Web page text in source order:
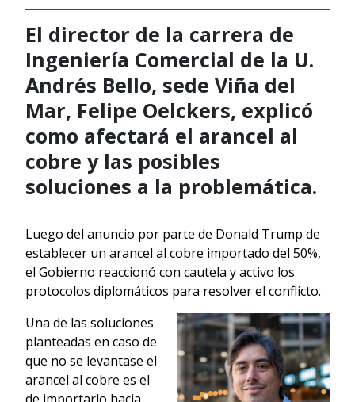
El director de la carrera de
Ingeniería Comercial de la U.
Andrés Bello, sede Viña del
Mar, Felipe Oelckers, explicó
como afectará el arancel al
cobre y las posibles
soluciones a la problemática.
Luego del anuncio por parte de Donald Trump de
establecer un arancel al cobre importado del 50%,
el Gobierno reaccionó con cautela y activo los
protocolos diplomáticos para resolver el conflicto.
Una de las soluciones
planteadas en caso de
que no se levantase el
arancel al cobre es el